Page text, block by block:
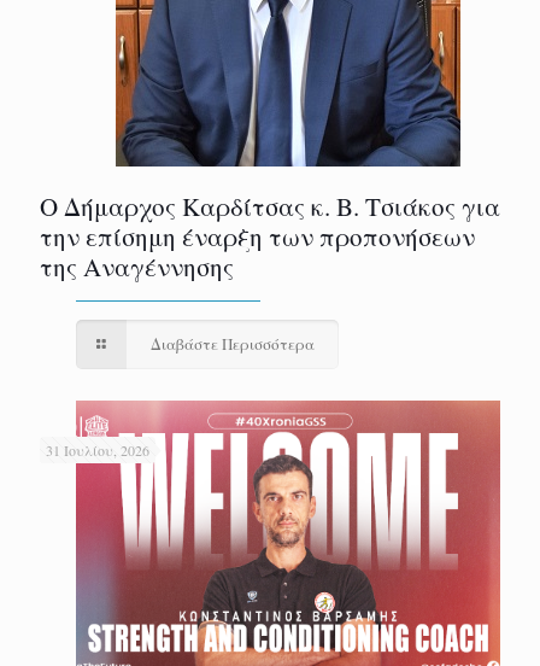
Ο Δήμαρχος Καρδίτσας κ. Β. Τσιάκος για
την επίσημη έναρξη των προπονήσεων
της Αναγέννησης
Διαβάστε Περισσότερα
31 Ιουλίου, 2026